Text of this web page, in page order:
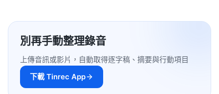
別再手動整理錄音
上傳音訊或影片，自動取得逐字稿、摘要與行動項目
下載 Tinrec App